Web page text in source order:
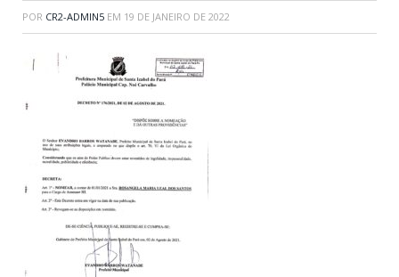
POR CR2-ADMIN5 EM 19 DE JANEIRO DE 2022